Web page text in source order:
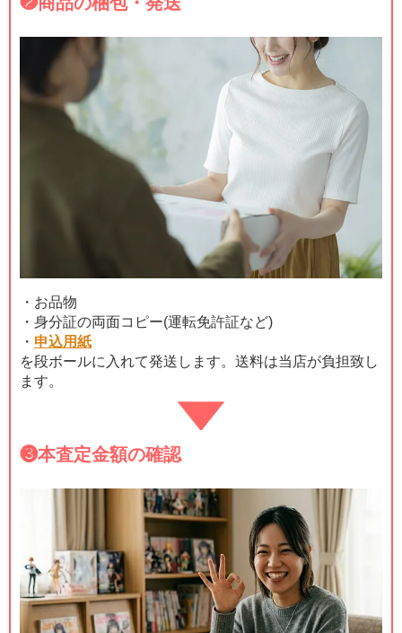
・お品物
・身分証の両面コピー(運転免許証など)
・ 申込用紙
を段ボールに入れて発送します。送料は当店が負担致し
ます。
❸本査定金額の確認